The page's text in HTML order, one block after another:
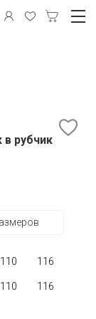
рубчик
110 116
110 116